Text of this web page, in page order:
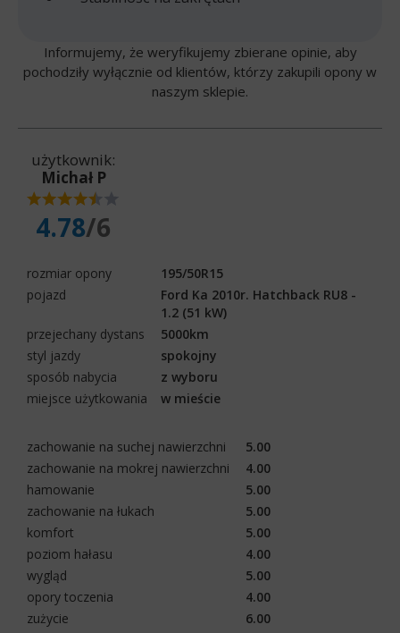
Informujemy, że weryfikujemy zbierane opinie, aby
pochodziły wyłącznie od klientów, którzy zakupili opony w
naszym sklepie.
użytkownik:
Michał P
4.78/6
rozmiar opony
195/50R15
pojazd
Ford Ka 2010r. Hatchback RU8 -
1.2 (51 kW)
przejechany dystans
5000km
styl jazdy
spokojny
sposób nabycia
z wyboru
miejsce użytkowania
w mieście
zachowanie na suchej nawierzchni
5.00
zachowanie na mokrej nawierzchni
4.00
hamowanie
5.00
zachowanie na łukach
5.00
komfort
5.00
poziom hałasu
4.00
wygląd
5.00
opory toczenia
4.00
zużycie
6.00